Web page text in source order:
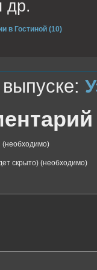
др.
в Гостиной (10)
скрыто) (необходимо)